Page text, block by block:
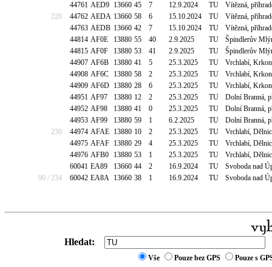
44761 AED9 13660 45 7 12.9.2024 TU
Vítězná,
220
44762 AEDA 13660 58 6 15.10.2024 TU
Vítězná,
44763 AEDB 13660 42 7 15.10.2024 TU
Vítězná,
44814 AF0E 13880 55 40 2.9.2025 TU
Špindlerův
44815 AF0F 13880 53 41 2.9.2025 TU
Špindlerův
44907 AF6B 13880 41 5 25.3.2025 TU
Vrchlabí,
44908 AF6C 13880 58 2 25.3.2025 TU
Vrchlabí,
44909 AF6D 13880 28 6 25.3.2025 TU
Vrchlabí,
44951 AF97 13880 12 2 25.3.2025 TU
Dolní Branná,
44952 AF98 13880 41 0 25.3.2025 TU
Dolní Branná,
44953 AF99 13880 59 1 6.2.2025 TU
Dolní Branná,
230
44974 AFAE 13880 10 2 25.3.2025 TU
Vrchlabí,
44975 AFAF 13880 29 4 25.3.2025 TU
Vrchlabí,
44976 AFB0 13880 53 1 25.3.2025 TU
Vrchlabí,
60041 EA89 13660 44 2 16.9.2024 TU
Svoboda nad
90 / 234
60042 EA8A 13660 38 1 16.9.2024 TU Svoboda nad
Hledat:
Vše Pouze bez GPS Pouze s